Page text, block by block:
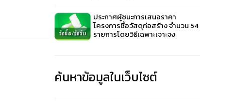
ประกาศผู้ชนะการเสนอราคา
โครงการซื้อวัสดุก่อสร้าง จำนวน 54
รายการโดยวิธีเฉพาะเจาะจง
ค้นหาข้อมูลในเว็บไซต์